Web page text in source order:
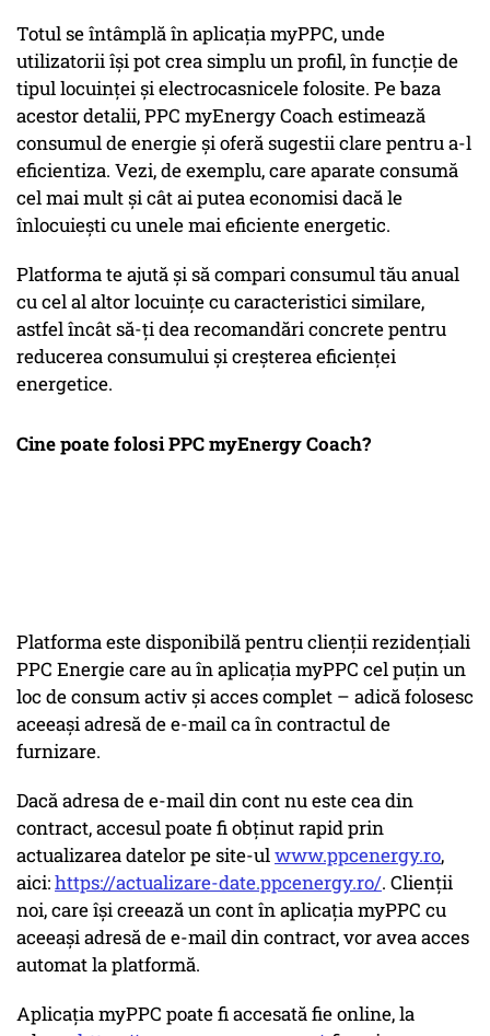
Totul se întâmplă în aplicația myPPC, unde
utilizatorii își pot crea simplu un profil, în funcție de
tipul locuinței și electrocasnicele folosite. Pe baza
acestor detalii, PPC myEnergy Coach estimează
consumul de energie și oferă sugestii clare pentru a-l
eficientiza. Vezi, de exemplu, care aparate consumă
cel mai mult și cât ai putea economisi dacă le
înlocuiești cu unele mai eficiente energetic.
Platforma te ajută și să compari consumul tău anual
cu cel al altor locuințe cu caracteristici similare,
astfel încât să-ți dea recomandări concrete pentru
reducerea consumului și creșterea eficienței
energetice.
Cine poate folosi PPC myEnergy Coach?
Platforma este disponibilă pentru clienții rezidențiali
PPC Energie care au în aplicația myPPC cel puțin un
loc de consum activ și acces complet – adică folosesc
aceeași adresă de e-mail ca în contractul de
furnizare.
Dacă adresa de e-mail din cont nu este cea din
contract, accesul poate fi obținut rapid prin
actualizarea datelor pe site-ulwww.ppcenergy.ro,
aici:https://actualizare-date.ppcenergy.ro/. Clienții
noi, care își creează un cont în aplicația myPPC cu
aceeași adresă de e-mail din contract, vor avea acces
automat la platformă.
Aplicația myPPC poate fi accesată fie online, la